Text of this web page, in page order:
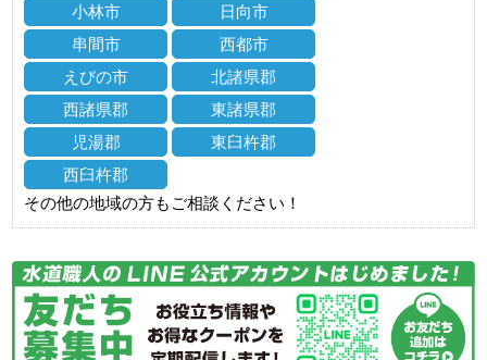
小林市
日向市
串間市
西都市
えびの市
北諸県郡
西諸県郡
東諸県郡
児湯郡
東臼杵郡
西臼杵郡
その他の地域の方もご相談ください！